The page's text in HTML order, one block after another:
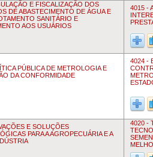
E FISCALIZAÇÃO DOS
DE ABASTECIMENTO DE ÁGUA E
SANITÁRIO E
AOS USUÁRIOS
4015 -
PÚBLICA DE METROLOGIA E
DA CONFORMIDADE
4024 -
E SOLUÇÕES
PARA A AGROPECUÁRIA E A
4020 -